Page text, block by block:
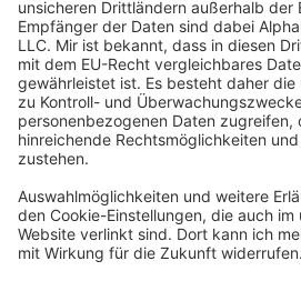
Oft Gesucht
Rund um die Prüfung